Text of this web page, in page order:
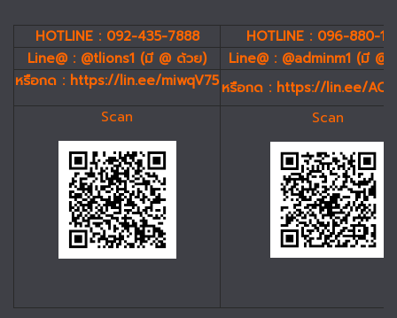
HOTLINE : 092-435-7888
HOTLINE : 096-880-
Line@ : @tlions1 (มี @ ด้วย)
Line@ : @adminm1 (มี
หรือกด : https://lin.ee/miwqV75หรือกด : https://lin.ee/
Scan
Scan